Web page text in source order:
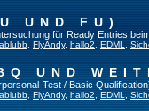
UND FU)
für Ready Entries
FlyAndy, hallo2 EDML
UND
Test / Basic
FlyAndy, hallo2 EDML